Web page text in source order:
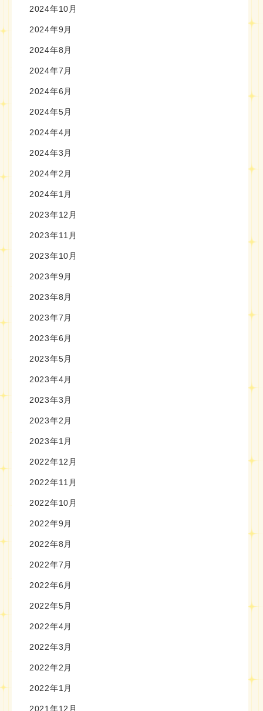
2024年10月
2024年9月
2024年8月
2024年7月
2024年6月
2024年5月
2024年4月
2024年3月
2024年2月
2024年1月
2023年12月
2023年11月
2023年10月
2023年9月
2023年8月
2023年7月
2023年6月
2023年5月
2023年4月
2023年3月
2023年2月
2023年1月
2022年12月
2022年11月
2022年10月
2022年9月
2022年8月
2022年7月
2022年6月
2022年5月
2022年4月
2022年3月
2022年2月
2022年1月
2021年12月